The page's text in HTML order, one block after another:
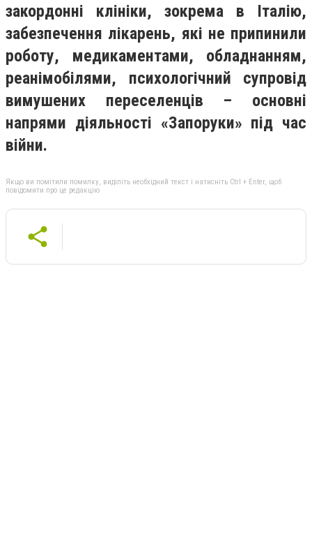
закордонні клініки, зокрема в Італію,
забезпечення лікарень, які не припинили
роботу, медикаментами, обладнанням,
реанімобілями, психологічний супровід
вимушених переселенців – основні
напрями діяльності «Запоруки» під час
війни.
Якщо ви помітили помилку, виділіть необхідний текст і натисніть Ctrl + Enter, щоб
повідомити про це редакцію